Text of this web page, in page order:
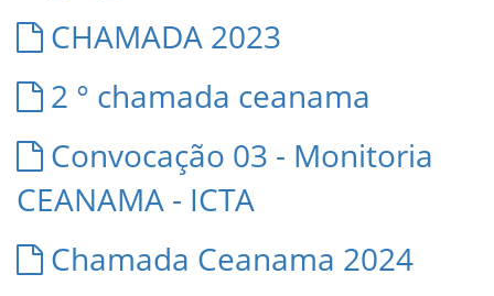
CHAMADA 2023
2 ° chamada ceanama
Convocação 03 - Monitoria
CEANAMA - ICTA
Chamada Ceanama 2024